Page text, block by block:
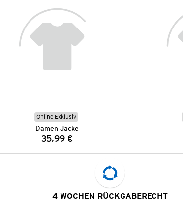
Online Exklusiv
Damen Jacke
Preis:
35,99 €
4 WOCHEN RÜCKGABERECHT